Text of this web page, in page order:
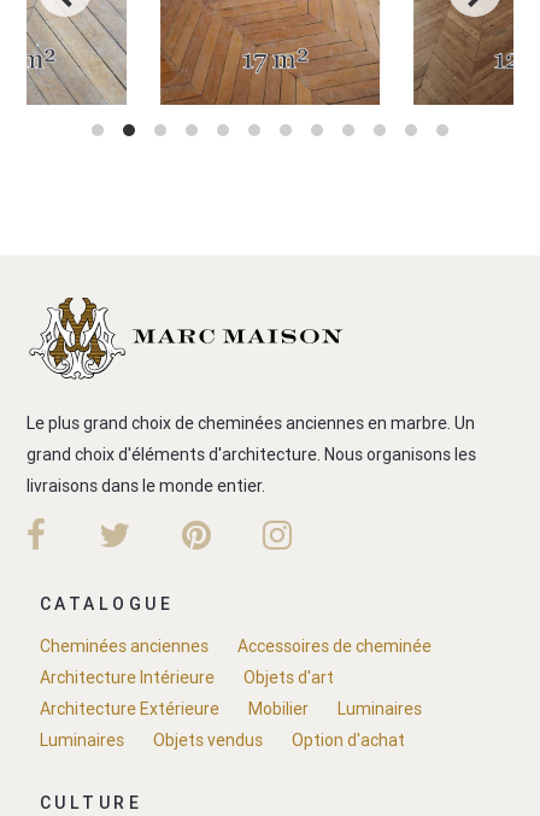
Le plus grand choix de cheminées anciennes en marbre. Un
grand choix d'éléments d'architecture. Nous organisons les
livraisons dans le monde entier.
CATALOGUE
Cheminées anciennes
Accessoires de cheminée
Architecture Intérieure
Objets d'art
Architecture Extérieure
Mobilier
Luminaires
Luminaires
Objets vendus Option d'achat
CULTURE